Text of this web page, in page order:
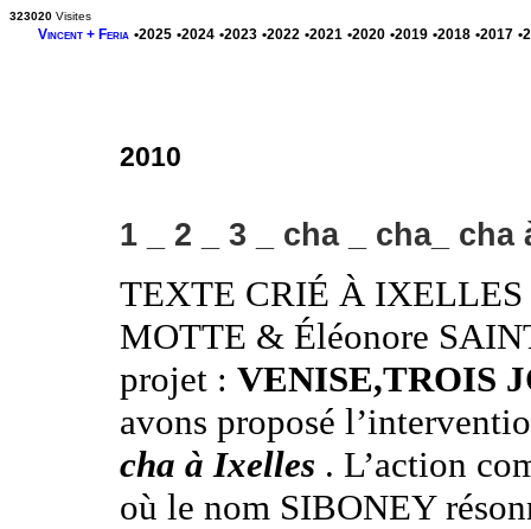
2010
1 _ 2 _ 3 _ cha _ cha_ cha
TEXTE CRIÉ À IXELLES
MOTTE & Éléonore
projet : VENISE,TROIS
avons proposé
cha à Ixelles . L’action
où le nom SIBONEY
323020 Visites
Vincent + Feria •2025 •2024 •2023 •2022 •2021 •2020 •2019 •2018 •2017